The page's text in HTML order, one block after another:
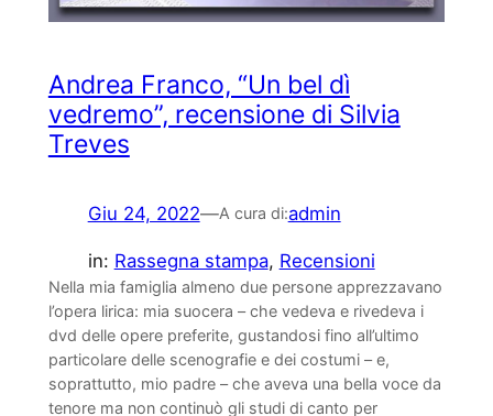
Andrea Franco, “Un bel dì
vedremo”, recensione di Silvia
Treves
Giu 24, 2022—A cura di:admin
in: Rassegna stampa, Recensioni
Nella mia famiglia almeno due persone apprezzavano
l’opera lirica: mia suocera – che vedeva e rivedeva i
dvd delle opere preferite, gustandosi fino all’ultimo
particolare delle scenografie e dei costumi – e,
soprattutto, mio padre – che aveva una bella voce da
tenore ma non continuò gli studi di canto per